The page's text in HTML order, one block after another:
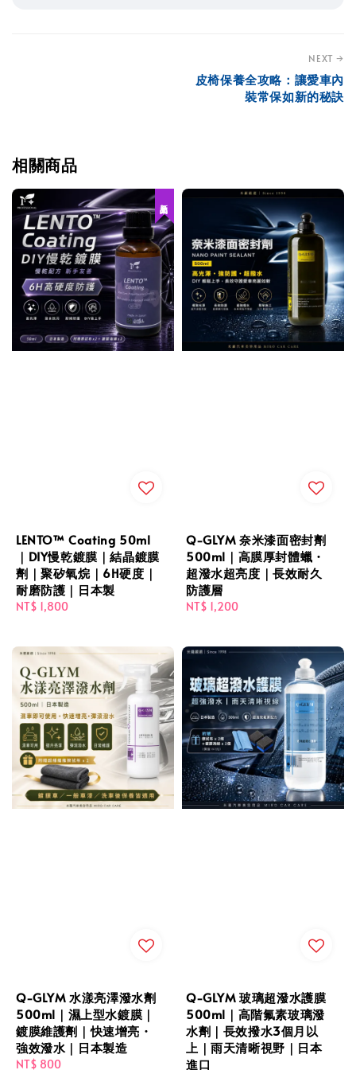
NEXT →
皮椅保養全攻略：讓愛車內
裝常保如新的秘訣
相關商品
LENTO™ Coating 50ml
｜DIY慢乾鍍膜｜結晶鍍膜
劑｜聚矽氧烷｜6H硬度｜
耐磨防護｜日本製
Regular
NT$ 1,800
Q-GLYM 奈米漆面密封劑
500ml｜高膜厚封體蠟・
超潑水超亮度｜長效耐久
防護層
Regular
NT$ 1,200
Q-GLYM 水漾亮澤潑水劑
500ml｜濕上型水鍍膜｜
鍍膜維護劑｜快速增亮・
強效潑水｜日本製造
Regular
NT$ 800
Q-GLYM 玻璃超潑水護膜
500ml｜高階氟素玻璃潑
水劑｜長效撥水3個月以
上｜雨天清晰視野｜日本
進口